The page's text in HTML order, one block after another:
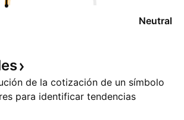
Neutral
de la cotización de un símbolo
para identificar tendencias